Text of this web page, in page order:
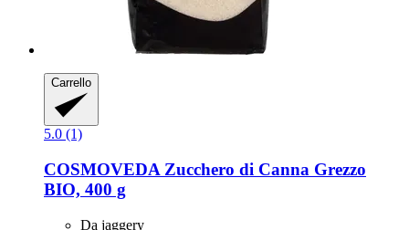
Carrello
5.0 (1)
COSMOVEDA Zucchero di Canna Grezzo
BIO, 400 g
Da jaggery